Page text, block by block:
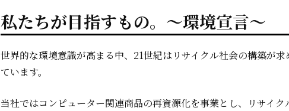
私たちが目指すもの。～環境宣言～
世界的な環境意識が高まる中、21世紀はリサイクル社会の構築が求
ています。
当社ではコンピューター関連商品の再資源化を事業とし、リサイク